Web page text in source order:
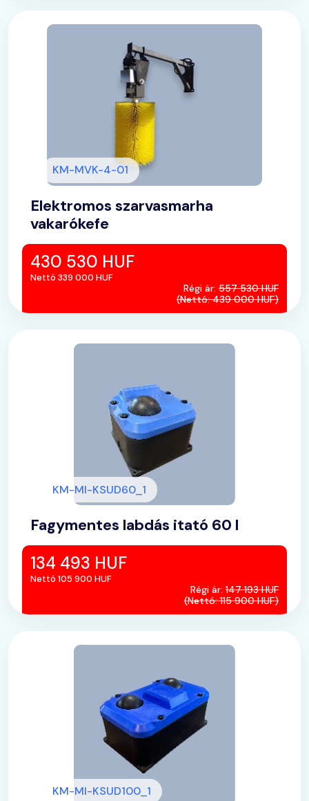
KM-MVK-4-01
Elektromos szarvasmarha
vakarókefe
430 530 HUF
Nettó 339 000 HUF
Régi ár: 557 530 HUF
(Nettó: 439 000 HUF)
KM-MI-KSUD60_1
Fagymentes labdás itató 60 l
134 493 HUF
Nettó 105 900 HUF
Régi ár: 147 193 HUF
(Nettó: 115 900 HUF)
KM-MI-KSUD100_1